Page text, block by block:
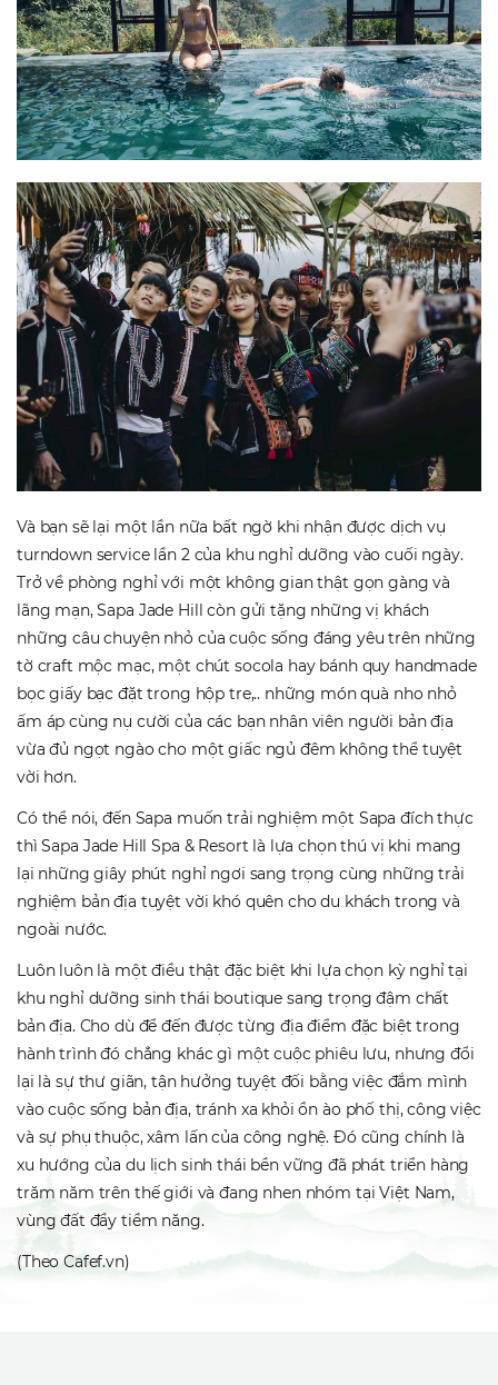
Và bạn sẽ lại một lần nữa bất ngờ khi nhận được dịch vụ
turndown service lần 2 của khu nghỉ dưỡng vào cuối ngày.
Trở về phòng nghỉ với một không gian thật gọn gàng và
lãng mạn, Sapa Jade Hill còn gửi tặng những vị khách
những câu chuyện nhỏ của cuộc sống đáng yêu trên những
tờ craft mộc mạc, một chút socola hay bánh quy handmade
bọc giấy bạc đặt trong hộp tre,.. những món quà nho nhỏ
ấm áp cùng nụ cười của các bạn nhân viên người bản địa
vừa đủ ngọt ngào cho một giấc ngủ đêm không thể tuyệt
vời hơn.
Có thể nói, đến Sapa muốn trải nghiệm một Sapa đích thực
thì Sapa Jade Hill Spa & Resort là lựa chọn thú vị khi mang
lại những giây phút nghỉ ngơi sang trọng cùng những trải
nghiệm bản địa tuyệt vời khó quên cho du khách trong và
ngoài nước.
Luôn luôn là một điều thật đặc biệt khi lựa chọn kỳ nghỉ tại
khu nghỉ dưỡng sinh thái boutique sang trọng đậm chất
bản địa. Cho dù để đến được từng địa điểm đặc biệt trong
hành trình đó chẳng khác gì một cuộc phiêu lưu, nhưng đổi
lại là sự thư giãn, tận hưởng tuyệt đối bằng việc đắm mình
vào cuộc sống bản địa, tránh xa khỏi ồn ào phố thị, công việc
và sự phụ thuộc, xâm lấn của công nghệ. Đó cũng chính là
xu hướng của du lịch sinh thái bền vững đã phát triển hàng
trăm năm trên thế giới và đang nhen nhóm tại Việt Nam,
vùng đất đầy tiềm năng.
(Theo Cafef.vn)